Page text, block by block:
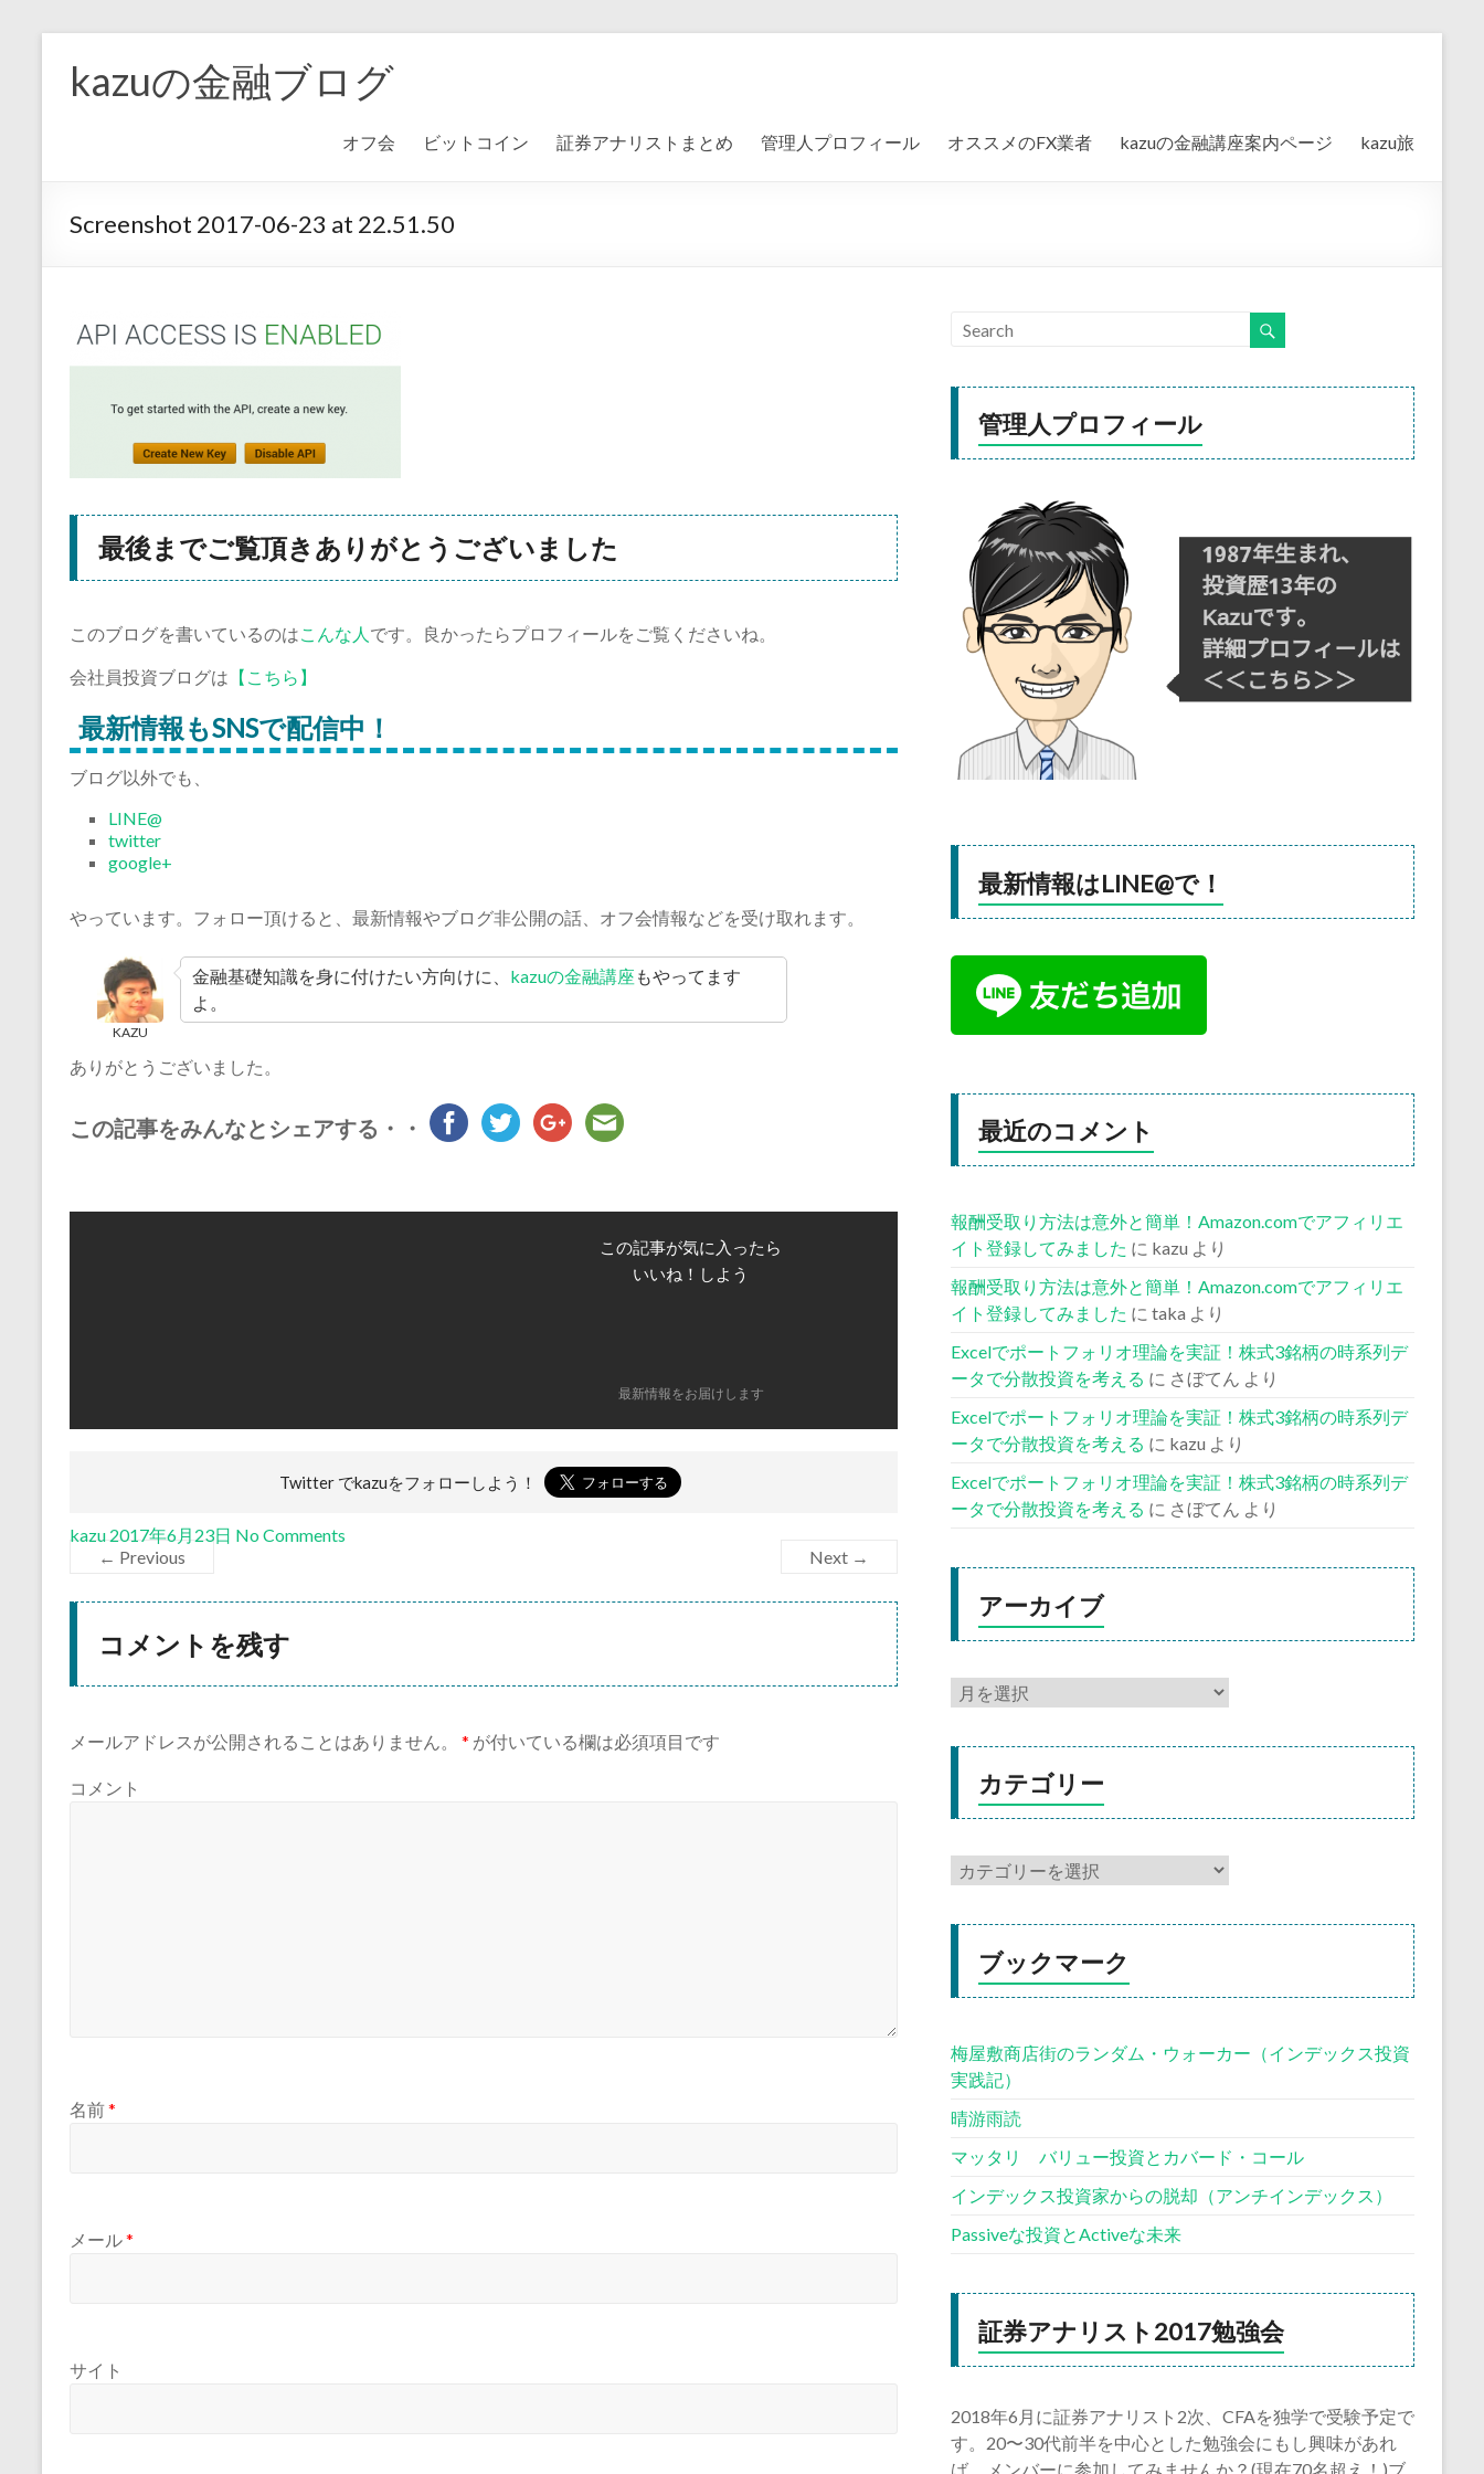
kazuの金融ブログ
オフ会 ビットコイン 証券アナリストまとめ 管理人プロフィール オススメのFX業者 kazuの金融講座案内ページ kazu旅
Screenshot 2017-06-23 at 22.51.50
最後までご覧頂きありがとうございました
このブログを書いているのはこんな人 です。良かったらプロフィールをご覧くださいね。
会社員投資ブログは 【こちら】
最新情報もSNSで配信中！
ブログ以外でも、
LINE@
twitter
google+
やっています。フォロー頂けると、最新情報やブログ非公開の話、オフ会情報などを受け取れます。
KAZU
金融基礎知識を身に付けたい方向けに、 kazuの金融講座 もやってます
よ。
ありがとうございました。
この記事をみんなとシェアする・・
この記事が気に入ったら
いいね！しよう
最新情報をお届けします
Twitter でkazuをフォローしよう！
kazu 2017年6月23日 No Comments
← Previous
Next →
コメントを残す
メールアドレスが公開されることはありません。 * が付いている欄は必須項目です
コメント
名前*
メール*
サイト
管理人プロフィール
最新情報はLINE@で！
最近のコメント
報酬受取り方法は意外と簡単！Amazon.comでアフィリエ
イト登録してみました に kazu より
報酬受取り方法は意外と簡単！Amazon.comでアフィリエ
イト登録してみました に taka より
Excelでポートフォリオ理論を実証！株式3銘柄の時系列デ
ータで分散投資を考える に さぼてん より
Excelでポートフォリオ理論を実証！株式3銘柄の時系列デ
ータで分散投資を考える に kazu より
Excelでポートフォリオ理論を実証！株式3銘柄の時系列デ
ータで分散投資を考える に さぼてん より
アーカイブ
カテゴリー
ブックマーク
梅屋敷商店街のランダム・ウォーカー（インデックス投資
実践記）
晴游雨読
マッタリ バリュー投資とカバード・コール
インデックス投資家からの脱却（アンチインデックス）
Passiveな投資とActiveな未来
証券アナリスト2017勉強会
2018年6月に証券アナリスト2次、CFAを独学で受験予定で
す。20〜30代前半を中心とした勉強会にもし興味があれ
ば、メンバーに参加してみませんか？(現在70名超え！)ブ